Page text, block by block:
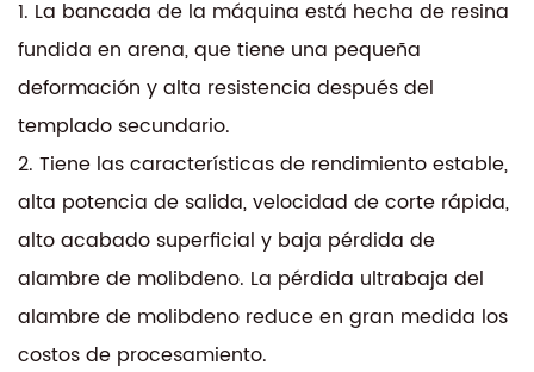
1. La bancada de la máquina está hecha de resina
fundida en arena, que tiene una pequeña
deformación y alta resistencia después del
templado secundario.
2. Tiene las características de rendimiento estable,
alta potencia de salida, velocidad de corte rápida,
alto acabado superficial y baja pérdida de
alambre de molibdeno. La pérdida ultrabaja del
alambre de molibdeno reduce en gran medida los
costos de procesamiento.